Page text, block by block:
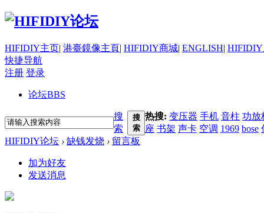
HIFIDIY主页| 港臺鏡像主頁| HIFIDIY商城| ENGLISH|
快捷导航
注册 登录
论坛BBS
搜
索
搜
索
热搜: 变压器 手机 音柱 功放
座 书架 声卡 空调 1969 bose
HIFIDIY论坛 › 缺钱发烧 › 留言板
加为好友
发送消息